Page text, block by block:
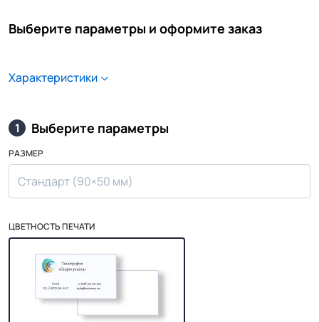
Выберите параметры и оформите заказ
Характеристики
1 Выберите параметры
РАЗМЕР
Стандарт (90×50 мм)
ЦВЕТНОСТЬ ПЕЧАТИ